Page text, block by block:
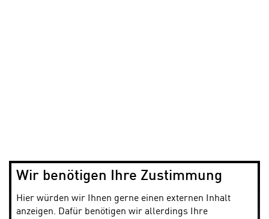
Wir benötigen Ihre Zustimmung
Hier würden wir Ihnen gerne einen externen Inhalt
anzeigen. Dafür benötigen wir allerdings Ihre